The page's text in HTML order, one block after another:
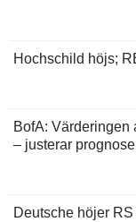
Hochschild höjs;
BofA: Värderingen
– justerar
Deutsche höjer